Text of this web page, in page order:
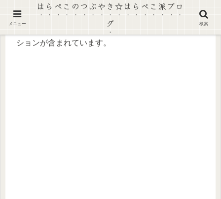
【景品表示法に基づく表記】本ページにはプロモー
ションが含まれています。
メニュー
はらぺこのつぶやき☆はらぺこ派ブロ
グ
検索